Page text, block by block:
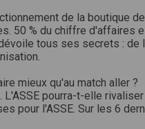
de la boutique
50 % du chiffre d'affaires
tous ses secrets : de
mieux qu'au match aller ?
pourra-t-elle
pour l'ASSE. Sur les 6